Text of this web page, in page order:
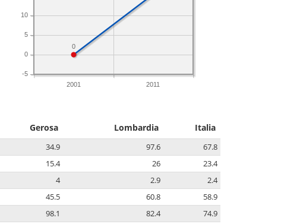
2001 2011
-5
0
5
10
0
Gerosa Lombardia Italia
34.9 97.6
67.8
15.4 26
23.4
4 2.9
2.4
45.5 60.8
58.9
98.1 82.4
74.9